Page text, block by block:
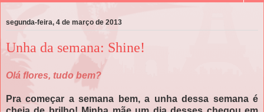
segunda-feira, 4 de março de 2013
Unha da semana: Shine!
Olá flores, tudo bem?
Pra começar a semana bem, a unha dessa semana é